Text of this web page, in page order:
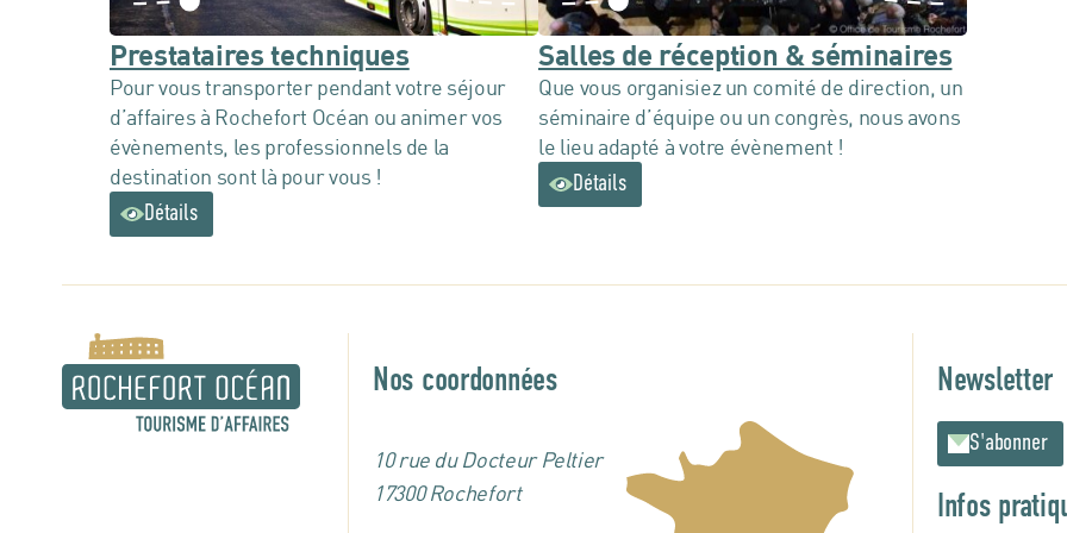
Prestataires techniques
Pour vous transporter pendant votre séjour
d’affaires à Rochefort Océan ou animer vos
évènements, les professionnels de la
destination sont là pour vous !
Détails
Salles de réception & séminaires
Que vous organisiez un comité de direction, un
séminaire d’équipe ou un congrès, nous avons
le lieu adapté à votre évènement !
Détails
Nos coordonnées
10 rue du Docteur Peltier
17300 Rochefort
Newsletter
S'abonner
Infos